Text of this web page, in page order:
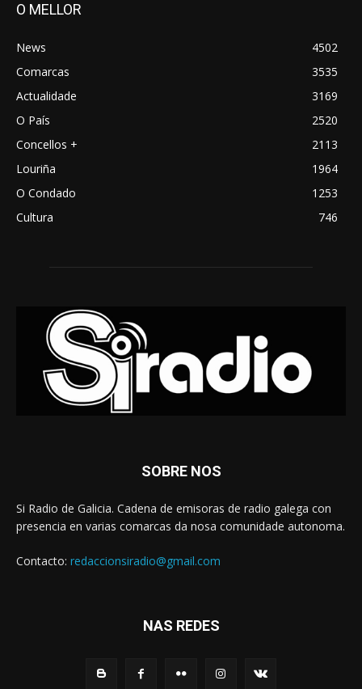
O MELLOR
News
4502
Comarcas
3535
Actualidade
3169
O País
2520
Concellos +
2113
Louriña
1964
O Condado
1253
Cultura
746
SOBRE NOS
Si Radio de Galicia. Cadena de emisoras de radio galega con
presencia en varias comarcas da nosa comunidade autonoma.
Contacto: redaccionsiradio@gmail.com
NAS REDES